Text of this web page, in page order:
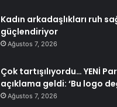
Kadın arkadaşlıkları ruh
güçlendiriyor
Ağustos 7, 2026
Çok tartışılıyordu… YENİ
açıklama geldi: ‘Bu logo
Ağustos 7, 2026